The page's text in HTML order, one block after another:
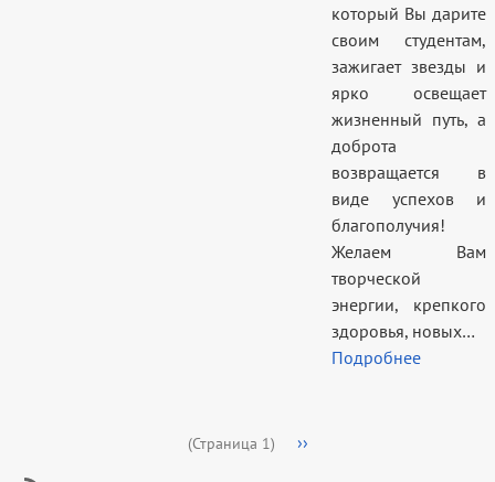
который Вы дарите
своим студентам,
зажигает звезды и
ярко освещает
жизненный путь, а
доброта
возвращается в
виде успехов и
благополучия!
Желаем Вам
творческой
энергии, крепкого
здоровья, новых…
Подробнее
(Страница 1)
Следующая
››